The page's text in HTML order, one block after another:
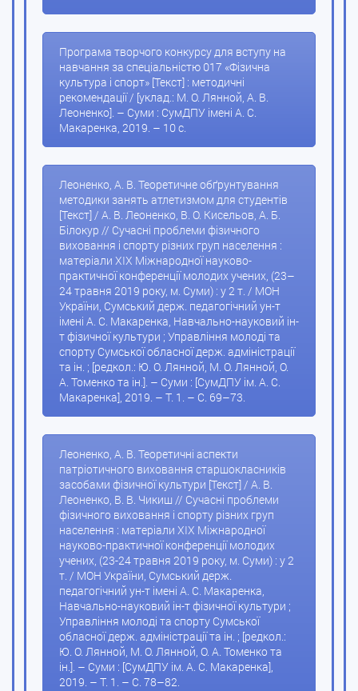
Програма творчого конкурсу для вступу на
навчання за спеціальністю 017 «Фізична
культура і спорт» [Текст] : методичні
рекомендації / [уклад.: М. О. Лянной, А. В.
Леоненко]. – Суми : СумДПУ імені А. С.
Макаренка, 2019. – 10 с.
Леоненко, А. В. Теоретичне обґрунтування
методики занять атлетизмом для студентів
[Текст] / А. В. Леоненко, В. О. Кисельов, А. Б.
Білокур // Сучасні проблеми фізичного
виховання і спорту різних груп населення :
матеріали XIX Міжнародної науково-
практичної конференції молодих учених, (23–
24 травня 2019 року, м. Суми) : у 2 т. / МОН
України, Сумський держ. педагогічний ун-т
імені А. С. Макаренка, Навчально-науковий ін-
т фізичної культури ; Управління молоді та
спорту Сумської обласної держ. адміністрації
та ін. ; [редкол.: Ю. О. Лянной, М. О. Лянной, О.
А. Томенко та ін.]. – Суми : [СумДПУ ім. А. С.
Макаренка], 2019. – Т. 1. – С. 69–73.
Леоненко, А. В. Теоретичні аспекти
патріотичного виховання старшокласників
засобами фізичної культури [Текст] / А. В.
Леоненко, В. В. Чикиш // Сучасні проблеми
фізичного виховання і спорту різних груп
населення : матеріали XIX Міжнародної
науково-практичної конференції молодих
учених, (23-24 травня 2019 року, м. Суми) : у 2
т. / МОН України, Сумський держ.
педагогічний ун-т імені А. С. Макаренка,
Навчально-науковий ін-т фізичної культури ;
Управління молоді та спорту Сумської
обласної держ. адміністрації та ін. ; [редкол.:
Ю. О. Лянной, М. О. Лянной, О. А. Томенко та
ін.]. – Суми : [СумДПУ ім. А. С. Макаренка],
2019. – Т. 1. – С. 78–82.